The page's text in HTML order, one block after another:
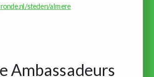
steden/almere
Ambassadeurs